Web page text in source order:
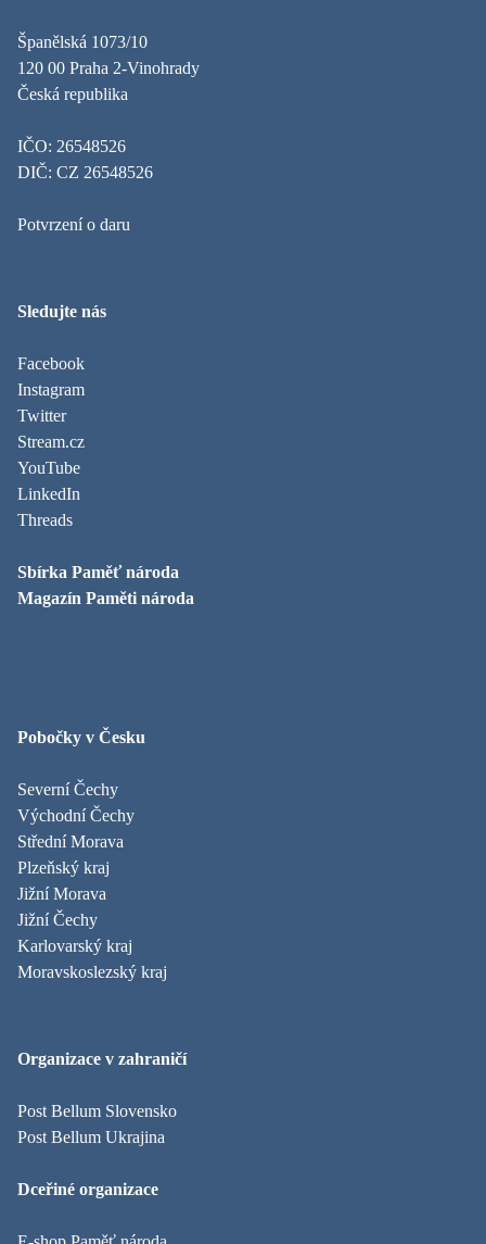
Španělská 1073/10
120 00 Praha 2-Vinohrady
Česká republika
IČO: 26548526
DIČ: CZ 26548526
Potvrzení o daru
Sledujte nás
Facebook
Instagram
Twitter
Stream.cz
YouTube
LinkedIn
Threads
Sbírka Paměť národa
Magazín Paměti národa
Pobočky v Česku
Severní Čechy
Východní Čechy
Střední Morava
Plzeňský kraj
Jižní Morava
Jižní Čechy
Karlovarský kraj
Moravskoslezský kraj
Organizace v zahraničí
Post Bellum Slovensko
Post Bellum Ukrajina
Dceřiné organizace